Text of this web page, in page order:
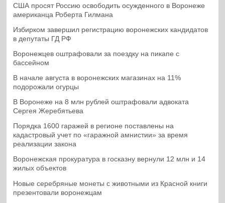
США просят Россию освободить осужденного в Воронеже
американца Роберта Гилмана
Избирком завершил регистрацию воронежских кандидатов
в депутаты ГД РФ
Воронежцев оштрафовали за поездку на пикапе с
бассейном
В начале августа в воронежских магазинах на 11%
подорожали огурцы
В Воронеже на 8 млн рублей оштрафовали адвоката
Сергея Жеребятьева
Порядка 1600 гаражей в регионе поставлены на
кадастровый учет по «гаражной амнистии» за время
реализации закона
Воронежская прокуратура в госказну вернули 12 млн и 14
жилых объектов
Новые серебряные монеты с животными из Красной книги
презентовали воронежцам